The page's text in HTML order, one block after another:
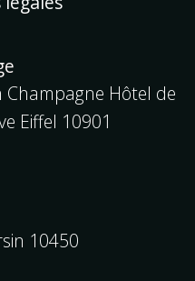
Champagne Hôtel de
Eiffel 10901
10450